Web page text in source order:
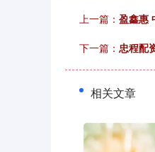
上一篇： 盈鑫惠
下一篇： 忠程配
相关文章